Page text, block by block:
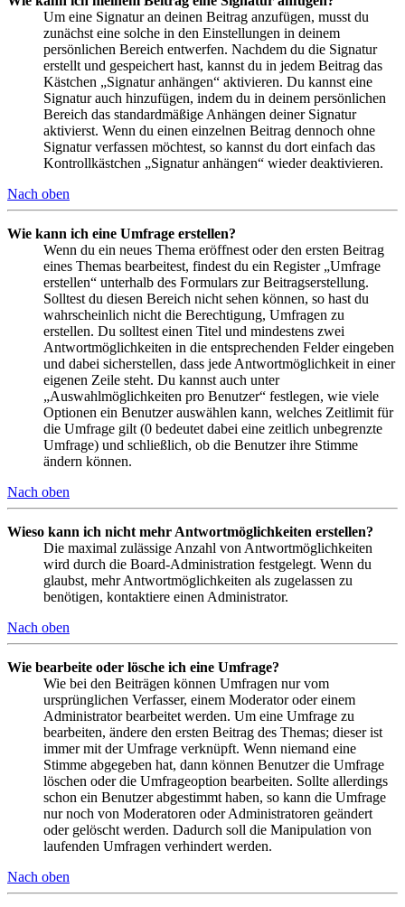
Um eine Signatur an deinen Beitrag anzufügen, musst du
zunächst eine solche in den Einstellungen in deinem
persönlichen Bereich entwerfen. Nachdem du die Signatur
erstellt und gespeichert hast, kannst du in jedem Beitrag das
Kästchen „Signatur anhängen“ aktivieren. Du kannst eine
Signatur auch hinzufügen, indem du in deinem persönlichen
Bereich das standardmäßige Anhängen deiner Signatur
aktivierst. Wenn du einen einzelnen Beitrag dennoch ohne
Signatur verfassen möchtest, so kannst du dort einfach das
Kontrollkästchen „Signatur anhängen“ wieder deaktivieren.
Nach oben
Wie kann ich eine Umfrage erstellen?
Wenn du ein neues Thema eröffnest oder den ersten Beitrag
eines Themas bearbeitest, findest du ein Register „Umfrage
erstellen“ unterhalb des Formulars zur Beitragserstellung.
Solltest du diesen Bereich nicht sehen können, so hast du
wahrscheinlich nicht die Berechtigung, Umfragen zu
erstellen. Du solltest einen Titel und mindestens zwei
Antwortmöglichkeiten in die entsprechenden Felder eingeben
und dabei sicherstellen, dass jede Antwortmöglichkeit in einer
eigenen Zeile steht. Du kannst auch unter
„Auswahlmöglichkeiten pro Benutzer“ festlegen, wie viele
Optionen ein Benutzer auswählen kann, welches Zeitlimit für
die Umfrage gilt (0 bedeutet dabei eine zeitlich unbegrenzte
Umfrage) und schließlich, ob die Benutzer ihre Stimme
ändern können.
Nach oben
Wieso kann ich nicht mehr Antwortmöglichkeiten erstellen?
Die maximal zulässige Anzahl von Antwortmöglichkeiten
wird durch die Board-Administration festgelegt. Wenn du
glaubst, mehr Antwortmöglichkeiten als zugelassen zu
benötigen, kontaktiere einen Administrator.
Nach oben
Wie bearbeite oder lösche ich eine Umfrage?
Wie bei den Beiträgen können Umfragen nur vom
ursprünglichen Verfasser, einem Moderator oder einem
Administrator bearbeitet werden. Um eine Umfrage zu
bearbeiten, ändere den ersten Beitrag des Themas; dieser ist
immer mit der Umfrage verknüpft. Wenn niemand eine
Stimme abgegeben hat, dann können Benutzer die Umfrage
löschen oder die Umfrageoption bearbeiten. Sollte allerdings
schon ein Benutzer abgestimmt haben, so kann die Umfrage
nur noch von Moderatoren oder Administratoren geändert
oder gelöscht werden. Dadurch soll die Manipulation von
laufenden Umfragen verhindert werden.
Nach oben